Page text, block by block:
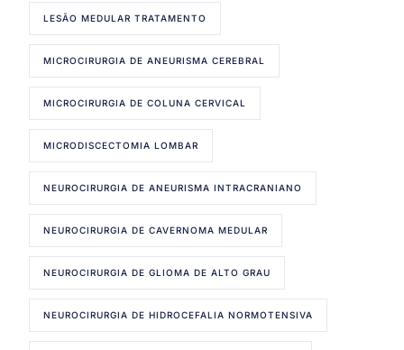
LESÃO MEDULAR TRATAMENTO
MICROCIRURGIA DE ANEURISMA CEREBRAL
MICROCIRURGIA DE COLUNA CERVICAL
MICRODISCECTOMIA LOMBAR
NEUROCIRURGIA DE ANEURISMA INTRACRANIANO
NEUROCIRURGIA DE CAVERNOMA MEDULAR
NEUROCIRURGIA DE GLIOMA DE ALTO GRAU
NEUROCIRURGIA DE HIDROCEFALIA NORMOTENSIVA